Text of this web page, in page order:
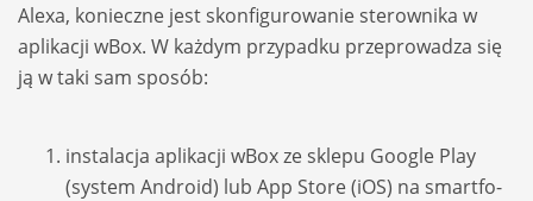
Alexa, konieczne jest skon­fi­gu­ro­wa­nie ste­row­nika w
apli­ka­cji wBox. W każ­dym przy­padku prze­pro­wa­dza się
ją w taki sam spo­sób:
insta­la­cja apli­ka­cji wBox ze sklepu Google Play
(sys­tem Android) lub App Store (iOS) na smart­fo­